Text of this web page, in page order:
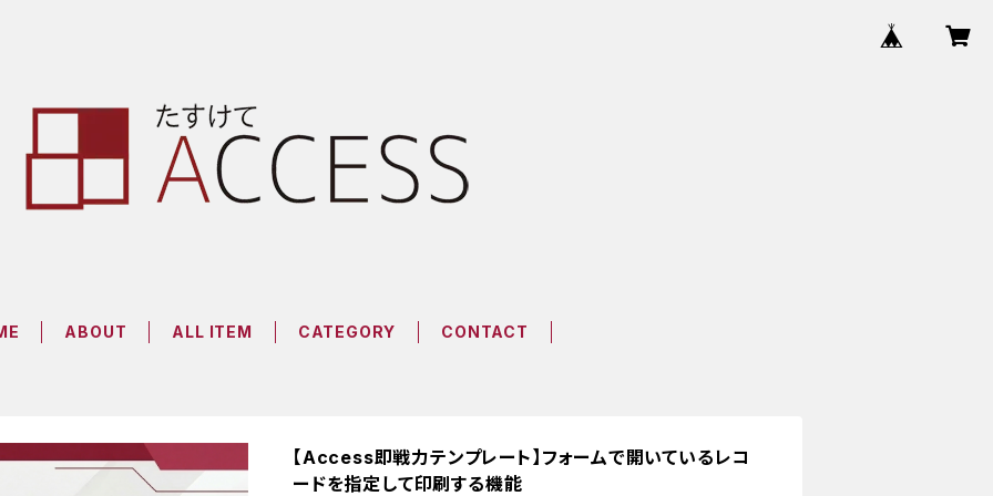
ABOUT ALL ITEM CATEGORY CONTACT
【Access即戦力テンプレート】フォームで開いているレコ
ードを指定して印刷する機能